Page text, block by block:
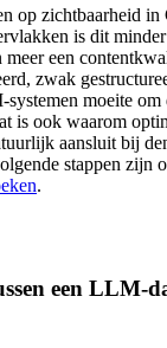
op zichtbaarheid in
is dit minder
een
zwak
moeite om
is ook waarom
aansluit bij
stappen zijn
.
een LLM-